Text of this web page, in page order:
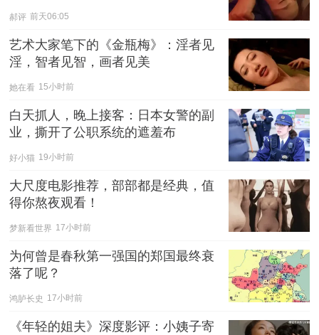
郝评 前天06:05
艺术大家笔下的《金瓶梅》：淫者见
淫，智者见智，画者见美
她在看 15小时前
白天抓人，晚上接客：日本女警的副
业，撕开了公职系统的遮羞布
好小猫 19小时前
大尺度电影推荐，部部都是经典，值
得你熬夜观看！
梦新看世界 17小时前
为何曾是春秋第一强国的郑国最终衰
落了呢？
鸿胪长史 17小时前
《年轻的姐夫》深度影评：小姨子寄